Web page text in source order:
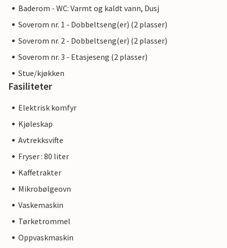
Baderom - WC: Varmt og kaldt vann, Dusj
Soverom nr. 1 - Dobbeltseng(er) (2 plasser)
Soverom nr. 2 - Dobbeltseng(er) (2 plasser)
Soverom nr. 3 - Etasjeseng (2 plasser)
Stue/kjøkken
Fasiliteter
Elektrisk komfyr
Kjøleskap
Avtrekksvifte
Fryser : 80 liter
Kaffetrakter
Mikrobølgeovn
Vaskemaskin
Tørketrommel
Oppvaskmaskin